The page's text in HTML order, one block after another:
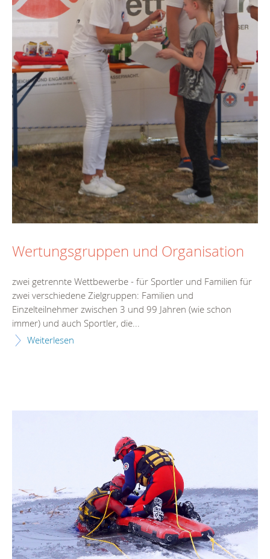
Wertungsgruppen und Organisation
zwei getrennte Wettbewerbe - für Sportler und Familien für
zwei verschiedene Zielgruppen: Familien und
Einzelteilnehmer zwischen 3 und 99 Jahren (wie schon
immer) und auch Sportler, die...
Weiterlesen